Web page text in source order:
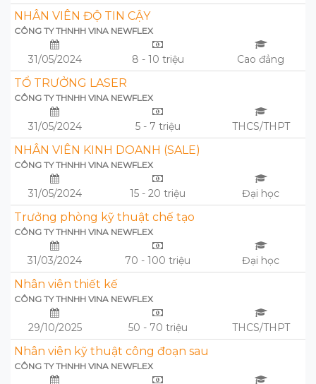
NHÂN VIÊN ĐỘ TIN CẬY
CÔNG TY THNHH VINA NEWFLEX
31/05/2024 8 - 10 triệu Cao đẳng
TỔ TRƯỞNG LASER
CÔNG TY THNHH VINA NEWFLEX
31/05/2024 5 - 7 triệu THCS/THPT
NHÂN VIÊN KINH DOANH (SALE)
CÔNG TY THNHH VINA NEWFLEX
31/05/2024 15 - 20 triệu Đại học
Trưởng phòng kỹ thuật chế tạo
CÔNG TY THNHH VINA NEWFLEX
31/03/2024 70 - 100 triệu Đại học
Nhân viên thiết kế
CÔNG TY THNHH VINA NEWFLEX
29/10/2025 50 - 70 triệu THCS/THPT
Nhân viên kỹ thuật công đoạn sau
CÔNG TY THNHH VINA NEWFLEX